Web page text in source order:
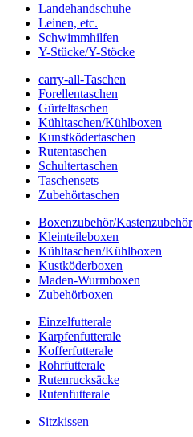
Landehandschuhe
Leinen, etc.
Schwimmhilfen
Y-Stücke/Y-Stöcke
carry-all-Taschen
Forellentaschen
Gürteltaschen
Kühltaschen/Kühlboxen
Kunstködertaschen
Rutentaschen
Schultertaschen
Taschensets
Zubehörtaschen
Boxenzubehör/Kastenzubehör
Kleinteileboxen
Kühltaschen/Kühlboxen
Kustköderboxen
Maden-Wurmboxen
Zubehörboxen
Einzelfutterale
Karpfenfutterale
Kofferfutterale
Rohrfutterale
Rutenrucksäcke
Rutenfutterale
Sitzkissen